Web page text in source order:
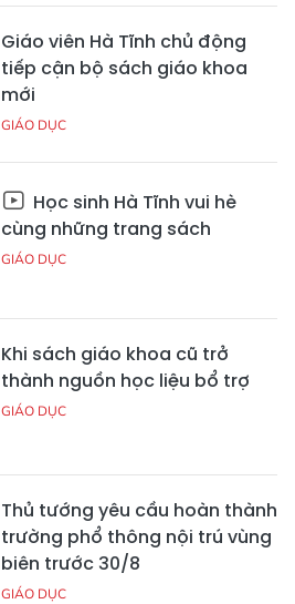
Giáo viên Hà Tĩnh chủ động
tiếp cận bộ sách giáo khoa
mới
GIÁO DỤC
Học sinh Hà Tĩnh vui hè
cùng những trang sách
GIÁO DỤC
Khi sách giáo khoa cũ trở
thành nguồn học liệu bổ trợ
GIÁO DỤC
Thủ tướng yêu cầu hoàn thành
trường phổ thông nội trú vùng
biên trước 30/8
GIÁO DỤC